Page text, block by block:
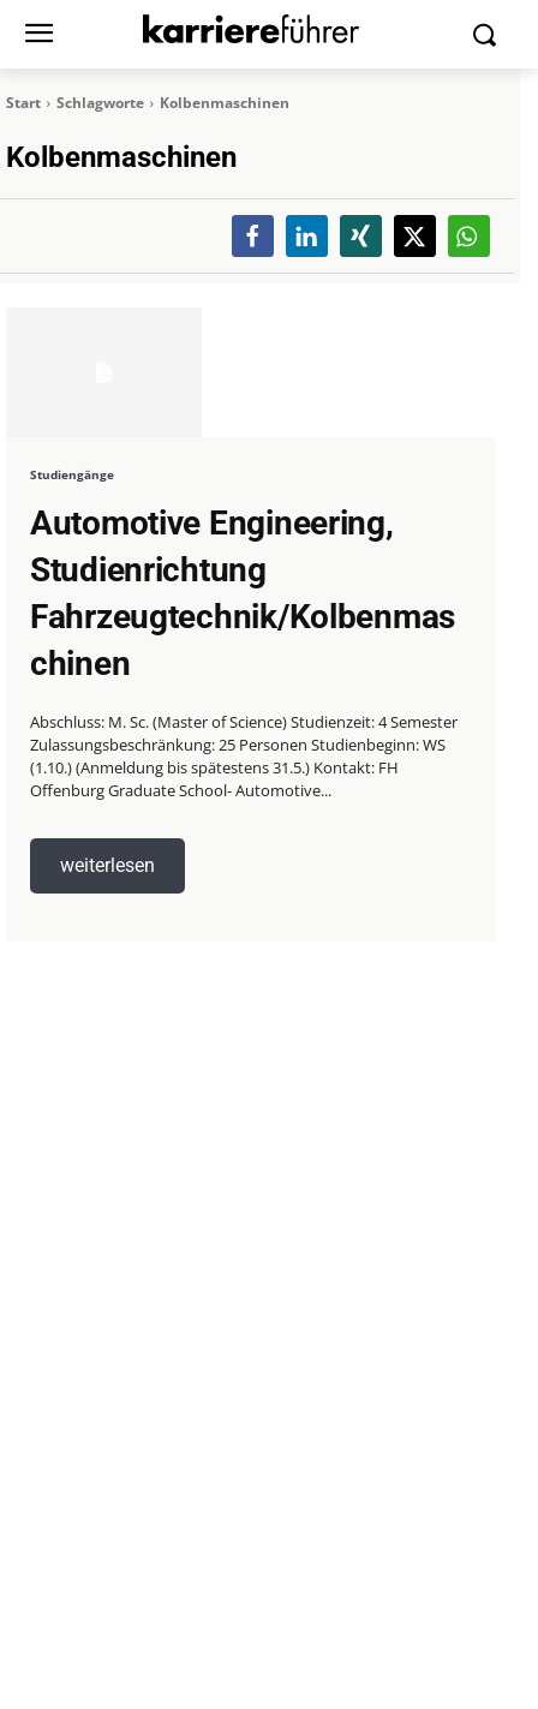
Start Schlagworte Kolbenmaschinen
Kolbenmaschinen
Studiengänge
Automotive Engineering,
Studienrichtung
Fahrzeugtechnik/Kolbenmas
chinen
Abschluss: M. Sc. (Master of Science) Studienzeit: 4 Semester
Zulassungsbeschränkung: 25 Personen Studienbeginn: WS
(1.10.) (Anmeldung bis spätestens 31.5.) Kontakt: FH
Offenburg Graduate School- Automotive...
weiterlesen